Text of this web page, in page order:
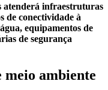
atenderá infraestruturas
de conectividade à
equipamentos de
de segurança
meio ambiente